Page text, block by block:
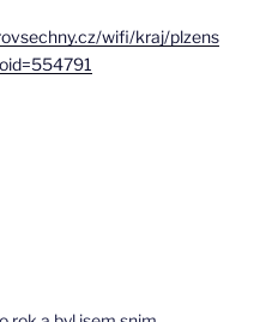
wifi/kraj/plzens